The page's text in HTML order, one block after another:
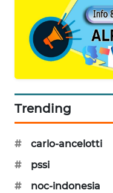
Trending
#
carlo-ancelotti
#
pssi
#
noc-indonesia
NEWS
CILEUNGSI
NEWS
BERKAT
NEWS
NEWS
ANUGERAH